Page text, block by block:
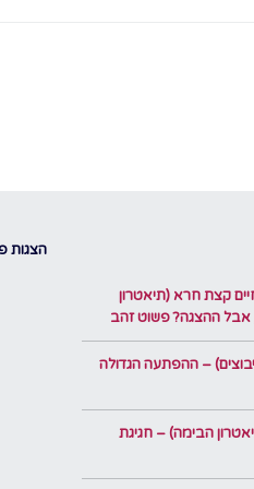
הצגות
קצת חרא (תיאטרון
ההצגה? פשוט זהב
– ההפתעה הגדולה
הבימה) – חגיגת